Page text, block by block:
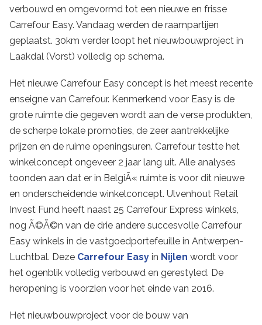
verbouwd en omgevormd tot een nieuwe en frisse
Carrefour Easy. Vandaag werden de raampartijen
geplaatst. 30km verder loopt het nieuwbouwproject in
Laakdal (Vorst) volledig op schema.
Het nieuwe Carrefour Easy concept is het meest recente
enseigne van Carrefour. Kenmerkend voor Easy is de
grote ruimte die gegeven wordt aan de verse produkten,
de scherpe lokale promoties, de zeer aantrekkelijke
prijzen en de ruime openingsuren. Carrefour testte het
winkelconcept ongeveer 2 jaar lang uit. Alle analyses
toonden aan dat er in BelgiÃ« ruimte is voor dit nieuwe
en onderscheidende winkelconcept. Ulvenhout Retail
Invest Fund heeft naast 25 Carrefour Express winkels,
nog Ã©Ã©n van de drie andere succesvolle Carrefour
Easy winkels in de vastgoedportefeuille in Antwerpen-
Luchtbal. Deze Carrefour Easy in Nijlen wordt voor
het ogenblik volledig verbouwd en gerestyled. De
heropening is voorzien voor het einde van 2016.
Het nieuwbouwproject voor de bouw van